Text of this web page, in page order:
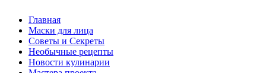
Главная
Маски для лица
Советы и Секреты
Необычные рецепты
Новости кулинарии